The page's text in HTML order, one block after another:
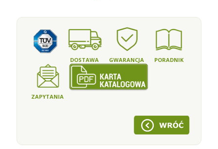
DOSTAWA GWARANCJA PORADNIK
ZAPYTANIA